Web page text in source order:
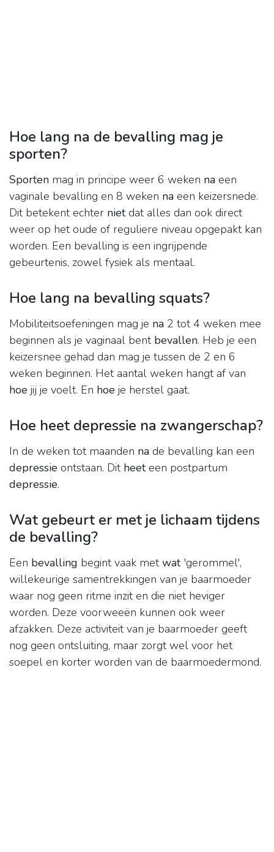
Hoe lang na de bevalling mag je
sporten?
Sporten mag in principe weer 6 weken na een
vaginale bevalling en 8 weken na een keizersnede.
Dit betekent echter nietdat alles dan ook direct
weer op het oude of reguliere niveau opgepakt kan
worden. Een bevalling is een ingrijpende
gebeurtenis, zowel fysiek als mentaal.
Hoe lang na bevalling squats?
Mobiliteitsoefeningen mag je na 2 tot 4 weken mee
beginnen als je vaginaal bent bevallen. Heb je een
keizersnee gehad dan mag je tussen de 2 en 6
weken beginnen. Het aantal weken hangt af van
hoe jij je voelt. En hoe je herstel gaat.
Hoe heet depressie na zwangerschap?
In de weken tot maanden na de bevalling kan een
depressie ontstaan. Dit heeteen postpartum
depressie.
Wat gebeurt er met je lichaam tijdens
de bevalling?
Een bevalling begint vaak metwat'gerommel',
willekeurige samentrekkingen van je baarmoeder
waar nog geen ritme inzit en die niet heviger
worden. Deze voorweeën kunnen ook weer
afzakken. Deze activiteit van je baarmoeder geeft
nog geen ontsluiting, maar zorgt wel voor het
soepel en korter worden van de baarmoedermond.